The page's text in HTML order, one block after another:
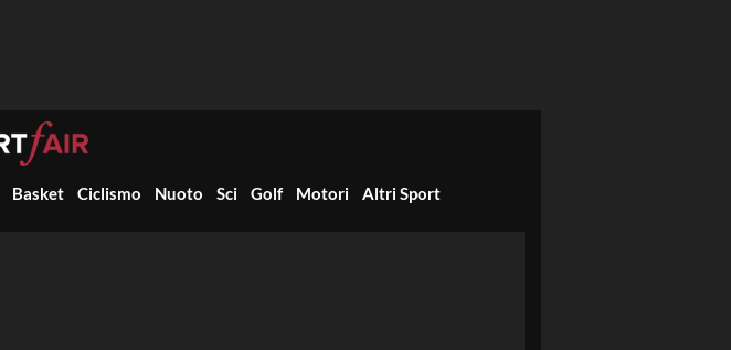
Basket Ciclismo Nuoto Sci Golf Motori Altri Sport